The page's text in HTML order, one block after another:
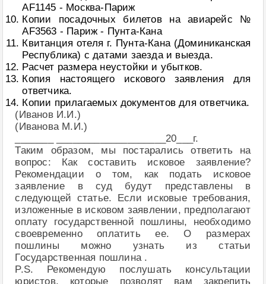
AF1145 - Москва-Париж
Копии посадочных билетов на авиарейс №
AF3563 - Париж - Пунта-Кана
Квитанция отеля г. Пунта-Кана (Доминиканская
Республика) с датами заезда и выезда.
Расчет размера неустойки и убытков.
Копия настоящего искового заявления для
ответчика.
Копии прилагаемых документов для ответчика.
(Иванов И.И.)
(Иванова М.И.)
_______ ____________________20___г.
Таким образом, мы постарались ответить на
вопрос: Как составить исковое заявление?
Рекомендации о том, как подать исковое
заявление в суд будут представлены в
следующей статье. Если исковые требования,
изложенные в исковом заявлении, предполагают
оплату государственной пошлины, необходимо
своевременно оплатить ее. О размерах
пошлины можно узнать из статьи
Государственная пошлина .
P.S. Рекомендую послушать консультации
юристов, которые позволят вам закрепить